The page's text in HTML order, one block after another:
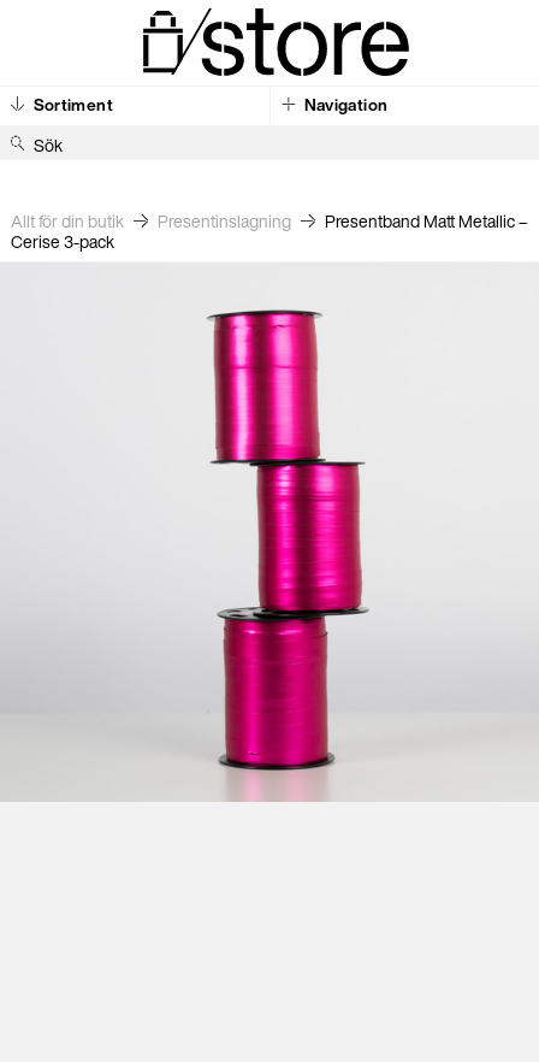
Sortiment Navigation
Sök
Allt för din butik Present­inslagning
Presentband Matt Metallic –
Cerise 3-pack